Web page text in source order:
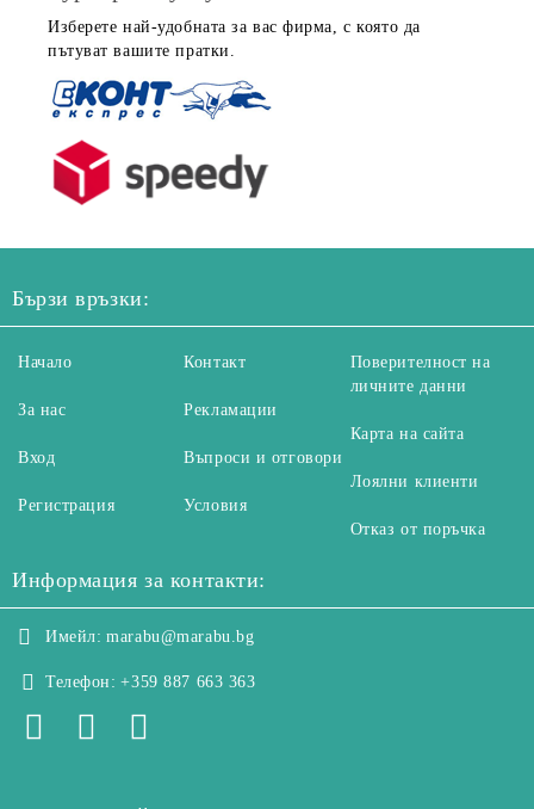
Изберете най-удобната за вас фирма, с която да
пътуват вашите пратки.
Бързи връзки:
Начало
За нас
Вход
Регистрация
Контакт
Рекламации
Въпроси и отговори
Условия
Поверителност на
личните данни
Карта на сайта
Лоялни клиенти
Отказ от поръчка
Информация за контакти:
Имейл: marabu@marabu.bg
Телефон: +359 887 663 363